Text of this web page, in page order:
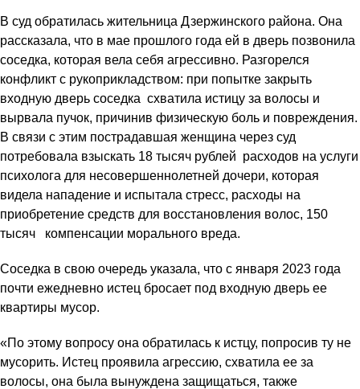
В суд обратилась жительница Дзержинского района. Она
рассказала, что в мае прошлого года ей в дверь позвонила
соседка, которая вела себя агрессивно. Разгорелся
конфликт с рукоприкладством: при попытке закрыть
входную дверь соседка схватила истицу за волосы и
вырвала пучок, причинив физическую боль и повреждения.
В связи с этим пострадавшая женщина через суд
потребовала взыскать 18 тысяч рублей расходов на услуги
психолога для несовершеннолетней дочери, которая
видела нападение и испытала стресс, расходы на
приобретение средств для восстановления волос, 150
тысяч компенсации морального вреда.
Соседка в свою очередь указала, что с января 2023 года
почти ежедневно истец бросает под входную дверь ее
квартиры мусор.
«По этому вопросу она обратилась к истцу, попросив ту не
мусорить. Истец проявила агрессию, схватила ее за
волосы, она была вынуждена защищаться, также